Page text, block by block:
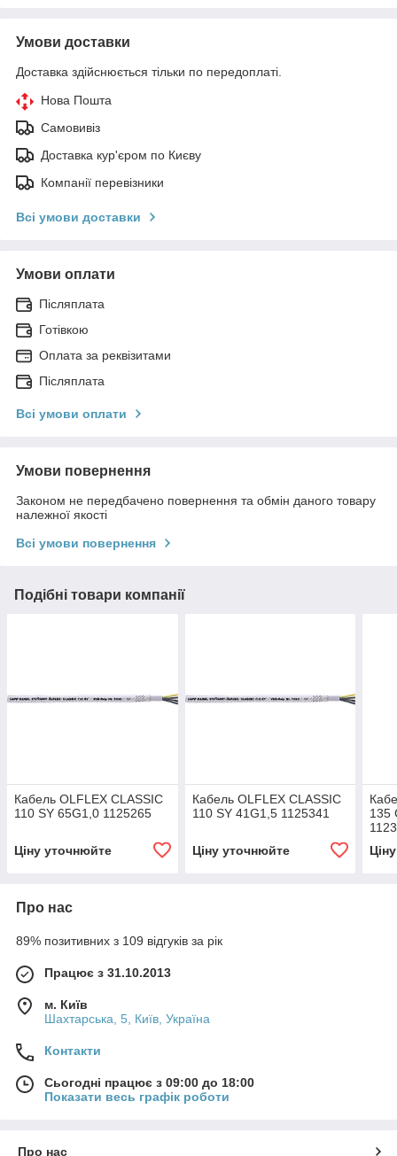
Умови доставки
Доставка здійснюється тільки по передоплаті.
Нова Пошта
Самовивіз
Доставка кур'єром по Києву
Компанії перевізники
Всі умови доставки
Умови оплати
Післяплата
Готівкою
Оплата за реквізитами
Післяплата
Всі умови оплати
Умови повернення
Законом не передбачено повернення та обмін даного товару
належної якості
Всі умови повернення
Подібні товари компанії
Кабель OLFLEX CLASSIC
110 SY 65G1,0 1125265
Ціну уточнюйте
Кабель OLFLEX CLASSIC
110 SY 41G1,5 1125341
Ціну уточнюйте
135
Про нас
89% позитивних з 109 відгуків за рік
Працює з 31.10.2013
м. Київ
Шахтарська, 5, Київ, Україна
Контакти
Сьогодні працює з 09:00 до 18:00
Показати весь графік роботи
Про нас